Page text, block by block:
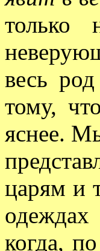
весь
тому,
яснее.
царям и
когда,